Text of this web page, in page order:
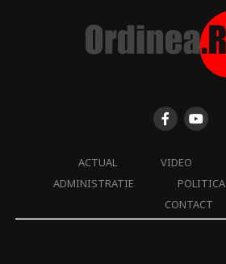
ACTUAL VIDEO
ADMINISTRATIE
POLITICA
CONTACT